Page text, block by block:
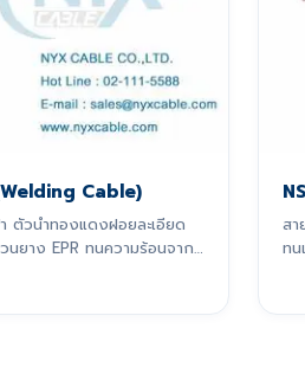
Cable)
ตัวนำทองแดงฝอยละเอียด
นยาง EPR ทนความร้อนจาก
ส
ทน